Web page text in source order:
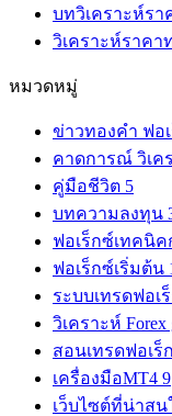
บทวิเคราะห์รา
วิเคราะห์ราคา
หมวดหมู่
ข่าวทองคำ ฟอ
คาดการณ์ วิเค
คู่มือชีวิต 5
บทความลงทุน
ฟอเร็กซ์เทคนิค
ฟอเร็กซ์เริ่มต้น
ระบบเทรดฟอเ
วิเคราะห์
สอนเทรดฟอเร็
เครื่องมือMT4 9
เว็บไซต์ที่น่าสน